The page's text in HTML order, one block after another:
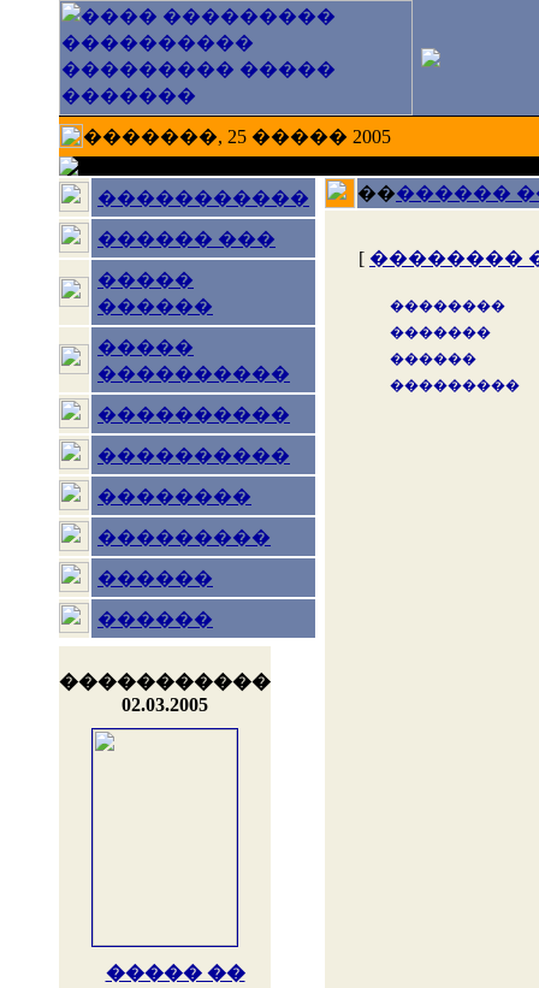
�������, 25 ����� 2005
�����������
������ ���
�����
������
�����
����������
����������
����������
��������
���������
������
������
�����������
02.03.2005
����� ��
��������
[ ��������
��������
�������
������
���������